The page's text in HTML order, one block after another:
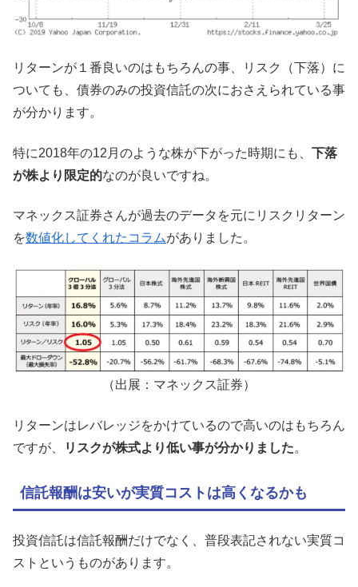
リターンが１番良いのはもちろんの事、リスク（下落）に
ついても、債券のみの投資信託の次におさえられている事
が分かります。
特に2018年の12月のような株が下がった時期にも、 下落
が株より限定的なのが良いですね。
マネックス証券さんが過去のデータを元にリスクリターン
を数値化してくれたコラムがありました。
（出展：マネックス証券）
リターンはレバレッジをかけているので高いのはもちろん
ですが、
リスクが株式より低い事が分かりました。
信託報酬は安いが実質コストは高くなるかも
投資信託は信託報酬だけでなく、普段表記されない実質コ
ストというものがあります。